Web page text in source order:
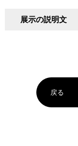
展示の説明文
戻る